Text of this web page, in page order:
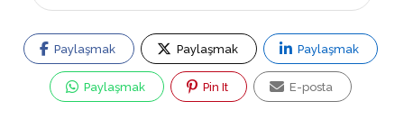
Paylaşmak Paylaşmak Paylaşmak
Paylaşmak Pin It E-posta